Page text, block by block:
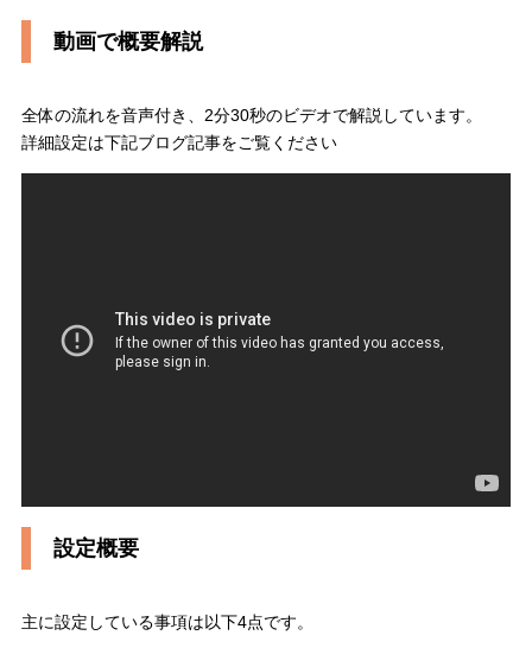
動画で概要解説
全体の流れを音声付き、2分30秒のビデオで解説しています。
詳細設定は下記ブログ記事をご覧ください
設定概要
主に設定している事項は以下4点です。